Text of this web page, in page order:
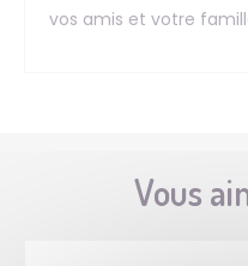
vos amis et votre
Vous